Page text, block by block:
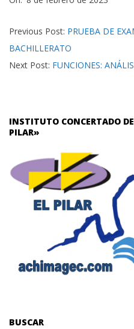
Previous Post: PRUEBA DE
BACHILLERATO
Next Post: FUNCIONES:
INSTITUTO CONCERTADO
PILAR»
BUSCAR